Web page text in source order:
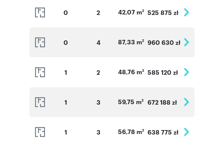
0 2 42,07 m2 525 875 zł
0 4 87,33 m2 960 630 zł
1 2 48,76 m2 585 120 zł
1 3 59,75 m2 672 188 zł
1 3 56,78 m2 638 775 zł